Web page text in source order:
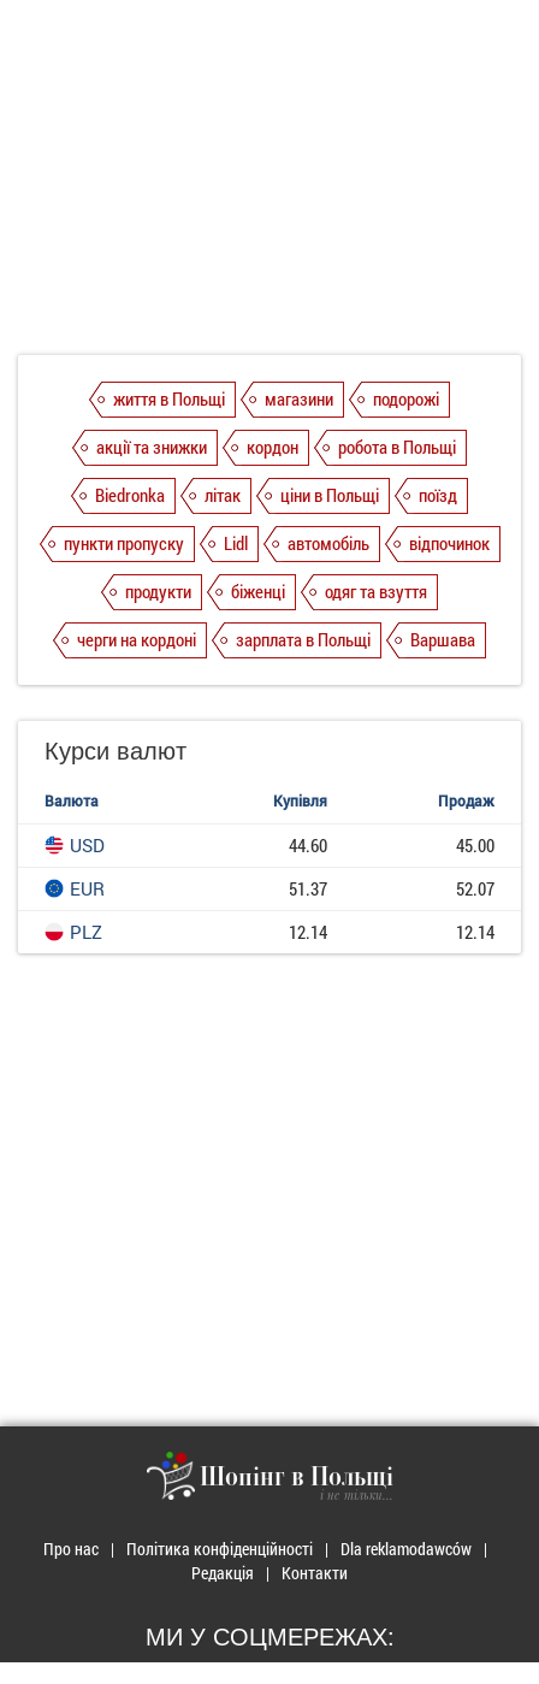
життя в Польщі магазини
подорожі
акції та знижки
кордон
робота в Польщі
Biedronka
літак ціни в Польщі
поїзд
пункти пропуску
Lidl автомобіль
відпочинок
продукти
біженці
одяг та взуття
черги на кордоні
зарплата в Польщі Варшава
Курси валют
Валюта Купівля Продаж
USD 44.60
45.00
EUR
51.37
52.07
PLZ
12.14 12.14
Шопінг в Польщі
і не тільки...
Про нас Політика конфіденційності
Dla reklamodawców
Редакція
Контакти
МИ У СОЦМЕРЕЖАХ: